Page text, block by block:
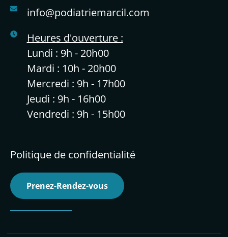
info@podiatriemarcil.com
Heures d'ouverture :
Lundi : 9h - 20h00
Mardi : 10h - 20h00
Mercredi : 9h - 17h00
Jeudi : 9h - 16h00
Vendredi : 9h - 15h00
Politique de confidentialité
Prenez-Rendez-vous